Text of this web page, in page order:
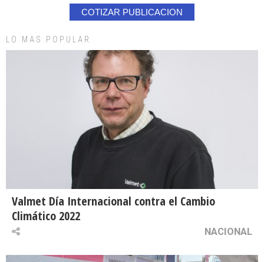
COTIZAR PUBLICACION
LO MAS POPULAR
Valmet Día Internacional contra el Cambio
Climático 2022
NACIONAL